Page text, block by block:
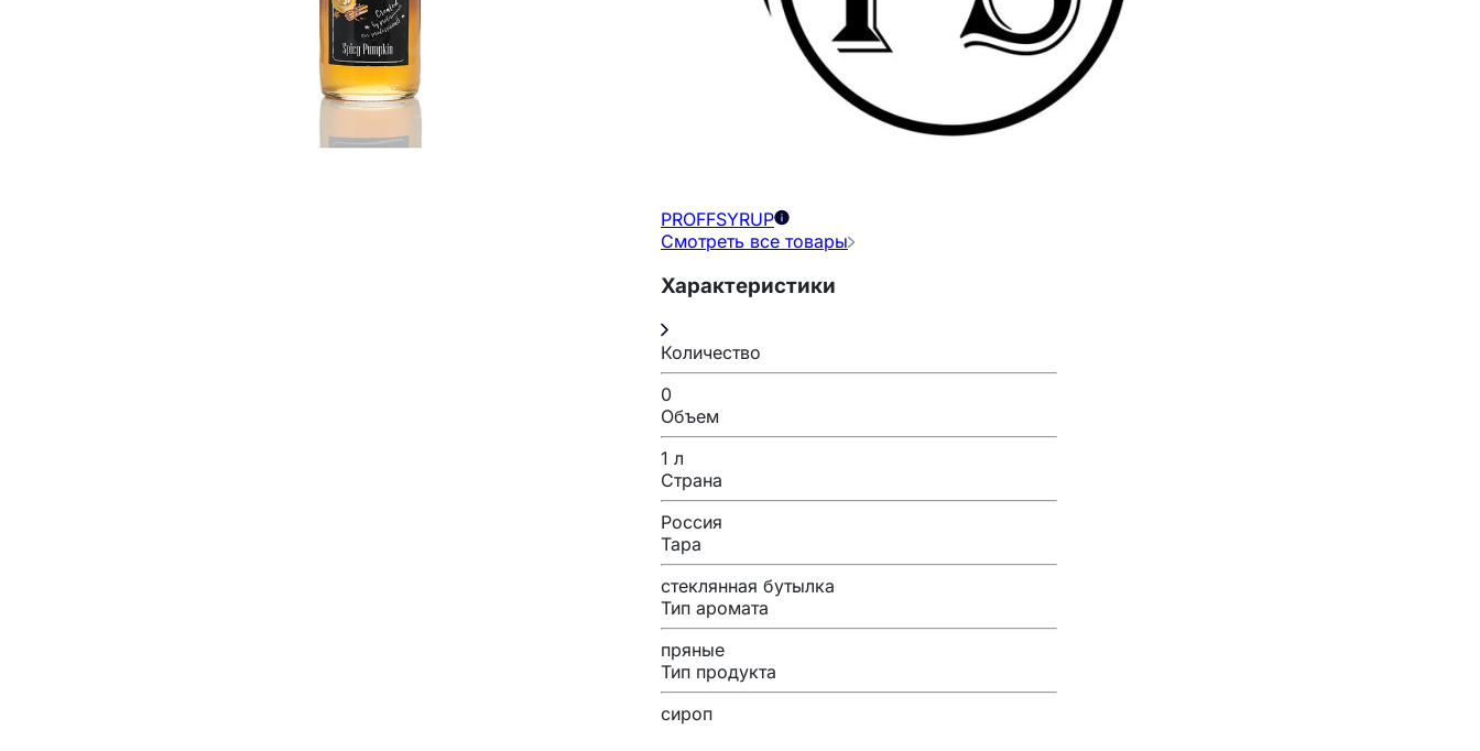
PROFFSYRUP
Смотреть все товары
Характеристики
Количество
0
Объем
1 л
Страна
Россия
Тара
стеклянная бутылка
Тип аромата
пряные
Тип продукта
сироп